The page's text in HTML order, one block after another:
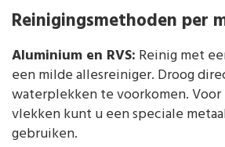
Reinigingsmethoden per
Aluminium en RVS: Reinig met
een milde allesreiniger. Droog
waterplekken te voorkomen. Voor
vlekken kunt u een speciale
gebruiken.